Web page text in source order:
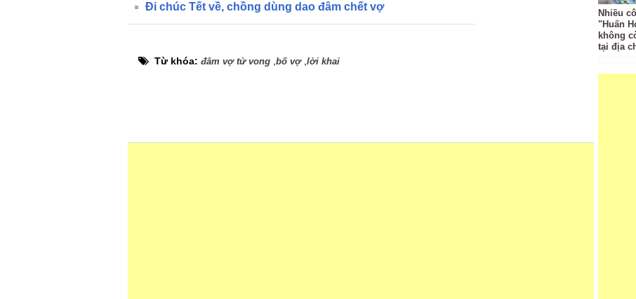
Đi chúc Tết về, chồng dùng dao đâm chết vợ
Từ khóa: đâm vợ tử vong bố vợ, lời khai
Nhiều
"Huấn
không
tại địa